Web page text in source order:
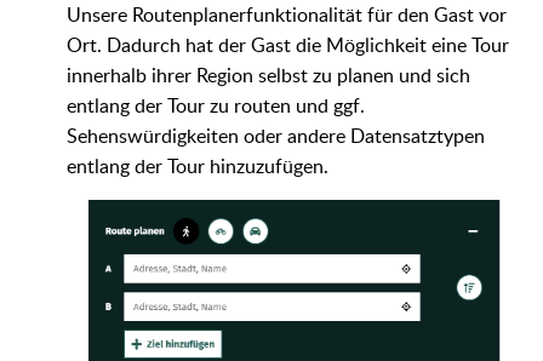
Unsere Routenplanerfunktionalität für den Gast vor
Ort. Dadurch hat der Gast die Möglichkeit eine Tour
innerhalb ihrer Region selbst zu planen und sich
entlang der Tour zu routen und ggf.
Sehenswürdigkeiten oder andere Datensatztypen
entlang der Tour hinzuzufügen.